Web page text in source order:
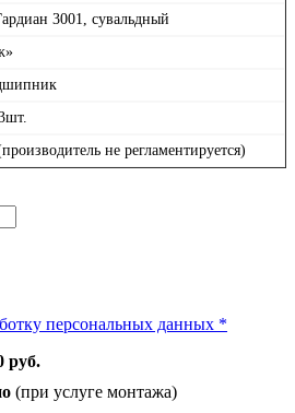
3001, сувальдный
не регламентируется)
персональных данных *
руб.
(при услуге монтажа)